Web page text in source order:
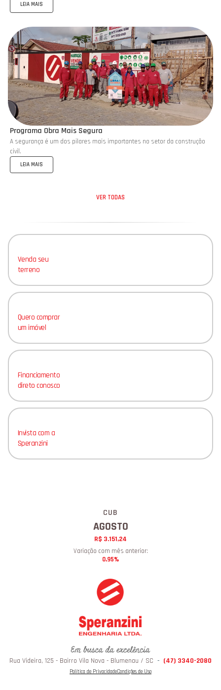
LEIA MAIS
Programa Obra Mais Segura
A segurança é um dos pilares mais importantes no setor da construção
civil.
LEIA MAIS
VER TODAS
Venda seu
terreno
Quero comprar
um imóvel
Financiamento
direto conosco
Invista com a
Speranzini
CUB
AGOSTO
R$ 3.151,24
Variação com mês anterior:
0,95%
Rua Videira, 125 - Bairro Vila Nova - Blumenau / SC - (47) 3340-2080
Política de PrivacidadeCondições de Uso